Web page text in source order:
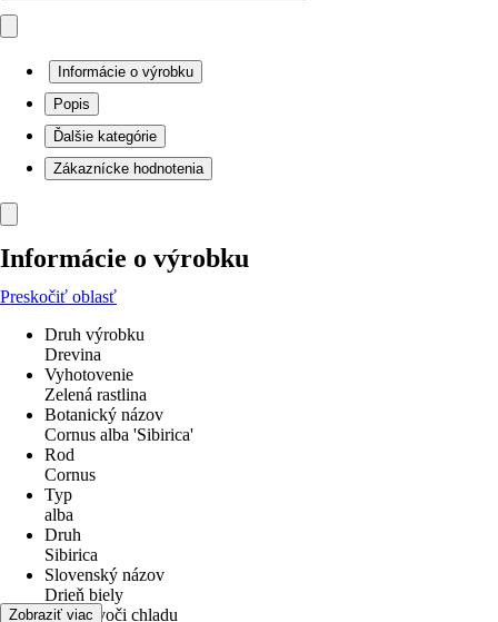
Informácie o výrobku
Popis
Ďalšie kategórie
Zákaznícke hodnotenia
Informácie o výrobku
Preskočiť oblasť
Druh výrobku
Drevina
Vyhotovenie
Zelená rastlina
Botanický názov
Cornus alba 'Sibirica'
Rod
Cornus
Typ
alba
Druh
Sibirica
Slovenský názov
Drieň biely
odolné voči chladu
Zobraziť viac